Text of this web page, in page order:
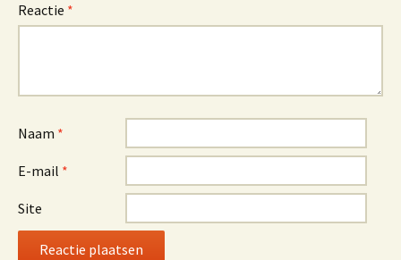
Reactie *
Naam *
E-mail *
Site